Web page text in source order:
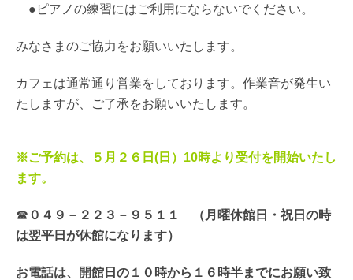
●ピアノの練習にはご利用にならないでください。
みなさまのご協力をお願いいたします。
カフェは通常通り営業をしております。作業音が発生い
たしますが、ご了承をお願いいたします。
※ご予約は、５月２６日(日）10時より受付を開始いたし
ます。
☎ ０４９－２２３－９５１１ （月曜休館日・祝日の時
は翌平日が休館になります）
お電話は、開館日の１０時から１６時半までにお願い致